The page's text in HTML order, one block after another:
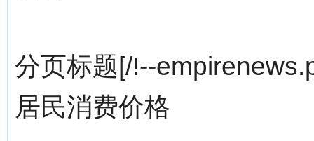
分页标题[/!--
居民消费价格